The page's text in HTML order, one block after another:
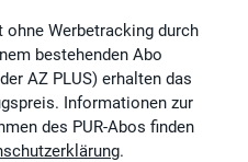
ohne Werbetracking durch
bestehenden Abo
AZ PLUS) erhalten das
Informationen zur
des PUR-Abos finden
.